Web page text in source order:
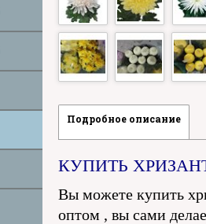
Подробное описание
КУПИТЬ
Вы можете купить
оптом , вы сами